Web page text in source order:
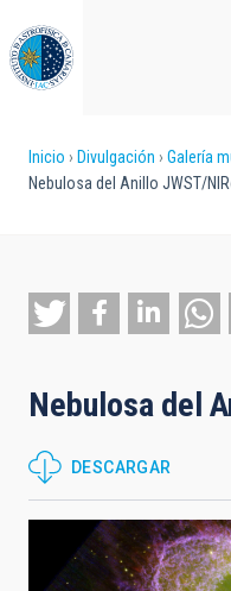
al
contenido
principal
Sobrescribir
ayuda
a
navegación
Inicio Divulgación Galería
Nebulosa del Anillo JWST/
Nebulosa del
DESCARGAR